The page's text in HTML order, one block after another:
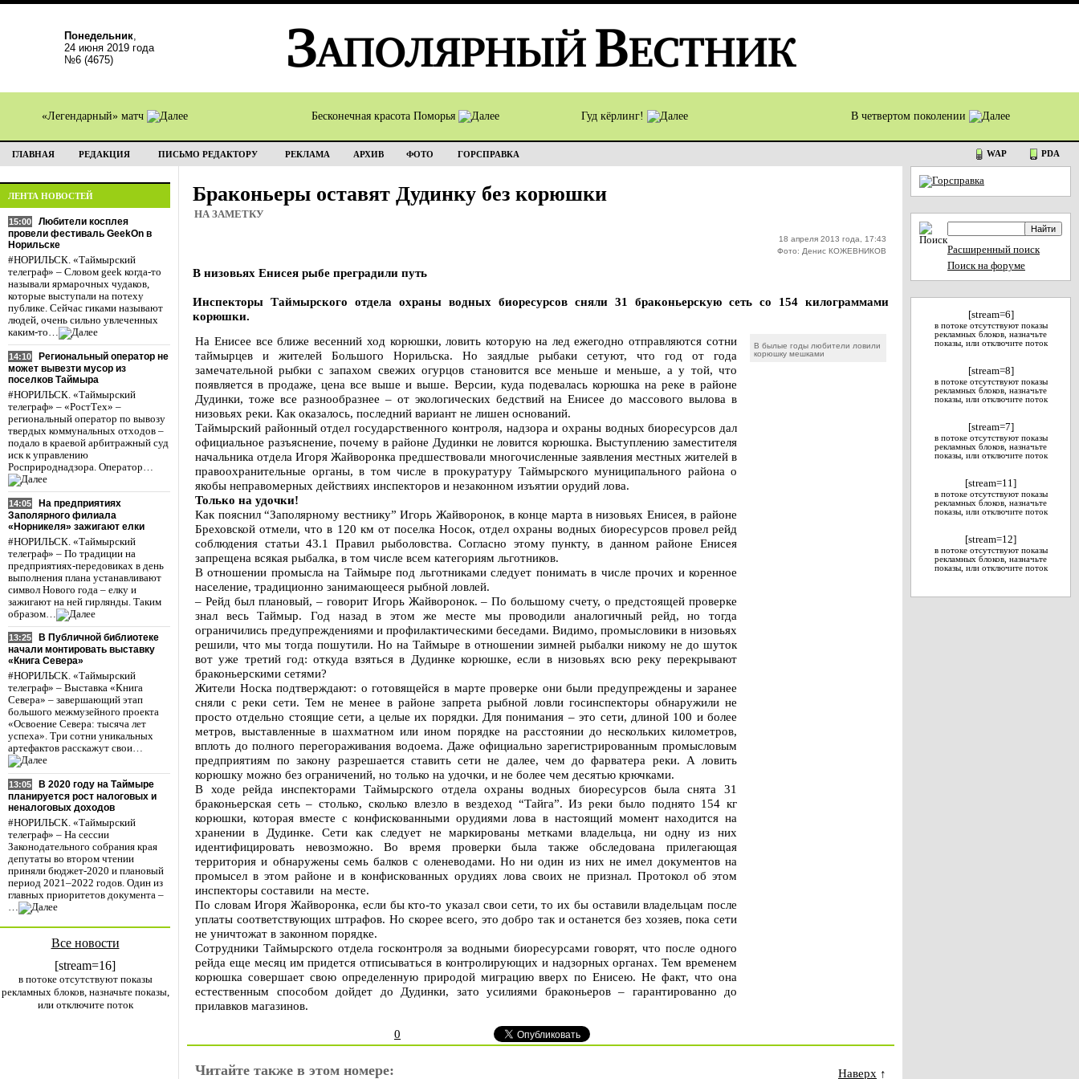
Понедельник,
24 июня 2019 года
№6 (4675)
«Легендарный» матч Бесконечная красота Поморья Гуд кёрлинг! В четвертом поколении
ГЛАВНАЯ РЕДАКЦИЯ ПИСЬМО РЕДАКТОРУ РЕКЛАМА АРХИВ ФОТО ГОРСПРАВКА WAP PDA
ЛЕНТА НОВОСТЕЙ
15:00
Любители косплея
провели фестиваль GeekOn в
Норильске
#НОРИЛЬСК. «Таймырский
телеграф» – Словом geek когда-то
называли ярмарочных чудаков,
которые выступали на потеху
публике. Сейчас гиками называют
людей, очень сильно увлеченных
каким-то…
14:10
Региональный оператор не
может вывезти мусор из
поселков Таймыра
#НОРИЛЬСК. «Таймырский
телеграф» – «РостТех» –
региональный оператор по вывозу
твердых коммунальных отходов –
подало в краевой арбитражный суд
иск к управлению
Росприроднадзора. Оператор…
14:05
На предприятиях
Заполярного филиала
«Норникеля» зажигают елки
#НОРИЛЬСК. «Таймырский
телеграф» – По традиции на
предприятиях-передовиках в день
выполнения плана устанавливают
символ Нового года – елку и
зажигают на ней гирлянды. Таким
образом…
13:25
В Публичной библиотеке
начали монтировать выставку
«Книга Севера»
#НОРИЛЬСК. «Таймырский
телеграф» – Выставка «Книга
Севера» – завершающий этап
большого межмузейного проекта
«Освоение Севера: тысяча лет
успеха». Три сотни уникальных
артефактов расскажут свои…
13:05
В 2020 году на Таймыре
планируется рост налоговых и
неналоговых доходов
#НОРИЛЬСК. «Таймырский
телеграф» – На сессии
Законодательного собрания края
депутаты во втором чтении
приняли бюджет-2020 и плановый
период 2021–2022 годов. Один из
главных приоритетов документа –
…
Все новости
[stream=16]
в потоке отсутствуют показы
рекламных блоков, назначьте показы,
или отключите поток
Браконьеры оставят Дудинку без корюшки
НА ЗАМЕТКУ
18 апреля 2013 года, 17:43
Фото: Денис КОЖЕВНИКОВ
В низовьях Енисея рыбе преградили путь
Инспекторы Таймырского отдела охраны водных биоресурсов сняли 31 браконьерскую сеть со 154 килограммами
корюшки.
На Енисее все ближе весенний ход корюшки, ловить которую на лед ежегодно отправляются сотни
таймырцев и жителей Большого Норильска. Но заядлые рыбаки сетуют, что год от года
замечательной рыбки с запахом свежих огурцов становится все меньше и меньше, а у той, что
появляется в продаже, цена все выше и выше. Версии, куда подевалась корюшка на реке в районе
Дудинки, тоже все разнообразнее – от экологических бедствий на Енисее до массового вылова в
низовьях реки. Как оказалось, последний вариант не лишен оснований.
Таймырский районный отдел государственного контроля, надзора и охраны водных биоресурсов дал
официальное разъяснение, почему в районе Дудинки не ловится корюшка. Выступлению заместителя
начальника отдела Игоря Жайворонка предшествовали многочисленные заявления местных жителей в
правоохранительные органы, в том числе в прокуратуру Таймырского муниципального района о
якобы неправомерных действиях инспекторов и незаконном изъятии орудий лова.
Только на удочки!
Как пояснил “Заполярному вестнику” Игорь Жайворонок, в конце марта в низовьях Енисея, в районе
Бреховской отмели, что в 120 км от поселка Носок, отдел охраны водных биоресурсов провел рейд
соблюдения статьи 43.1 Правил рыболовства. Согласно этому пункту, в данном районе Енисея
запрещена всякая рыбалка, в том числе всем категориям льготников.
В отношении промысла на Таймыре под льготниками следует понимать в числе прочих и коренное
население, традиционно занимающееся рыбной ловлей.
– Рейд был плановый, – говорит Игорь Жайворонок. – По большому счету, о предстоящей проверке
знал весь Таймыр. Год назад в этом же месте мы проводили аналогичный рейд, но тогда
ограничились предупреждениями и профилактическими беседами. Видимо, промысловики в низовьях
решили, что мы тогда пошутили. Но на Таймыре в отношении зимней рыбалки никому не до шуток
вот уже третий год: откуда взяться в Дудинке корюшке, если в низовьях всю реку перекрывают
браконьерскими сетями?
Жители Носка подтверждают: о готовящейся в марте проверке они были предупреждены и заранее
сняли с реки сети. Тем не менее в районе запрета рыбной ловли госинспекторы обнаружили не
просто отдельно стоящие сети, а целые их порядки. Для понимания – это сети, длиной 100 и более
метров, выставленные в шахматном или ином порядке на расстоянии до нескольких километров,
вплоть до полного перегораживания водоема. Даже официально зарегистрированным промысловым
предприятиям по закону разрешается ставить сети не далее, чем до фарватера реки. А ловить
корюшку можно без ограничений, но только на удочки, и не более чем десятью крючками.
В ходе рейда инспекторами Таймырского отдела охраны водных биоресурсов была снята 31
браконьерская сеть – столько, сколько влезло в вездеход “Тайга”. Из реки было поднято 154 кг
корюшки, которая вместе с конфискованными орудиями лова в настоящий момент находится на
хранении в Дудинке. Сети как следует не маркированы метками владельца, ни одну из них
идентифицировать невозможно. Во время проверки была также обследована прилегающая
территория и обнаружены семь балков с оленеводами. Но ни один из них не имел документов на
промысел в этом районе и в конфискованных орудиях лова своих не признал. Протокол об этом
инспекторы составили на месте.
По словам Игоря Жайворонка, если бы кто-то указал свои сети, то их бы оставили владельцам после
уплаты соответствующих штрафов. Но скорее всего, это добро так и останется без хозяев, пока сети
не уничтожат в законном порядке.
Сотрудники Таймырского отдела госконтроля за водными биоресурсами говорят, что после одного
рейда еще месяц им придется отписываться в контролирующих и надзорных органах. Тем временем
корюшка совершает свою определенную природой миграцию вверх по Енисею. Не факт, что она
естественным способом дойдет до Дудинки, зато усилиями браконьеров – гарантированно до
прилавков магазинов.
В былые годы любители ловили
корюшку мешками
0
Читайте также в этом номере: Наверх ↑
Расширенный поиск
Поиск на форуме
[stream=6]
в потоке отсутствуют показы
рекламных блоков, назначьте
показы, или отключите поток
[stream=8]
в потоке отсутствуют показы
рекламных блоков, назначьте
показы, или отключите поток
[stream=7]
в потоке отсутствуют показы
рекламных блоков, назначьте
показы, или отключите поток
[stream=11]
в потоке отсутствуют показы
рекламных блоков, назначьте
показы, или отключите поток
[stream=12]
в потоке отсутствуют показы
рекламных блоков, назначьте
показы, или отключите поток